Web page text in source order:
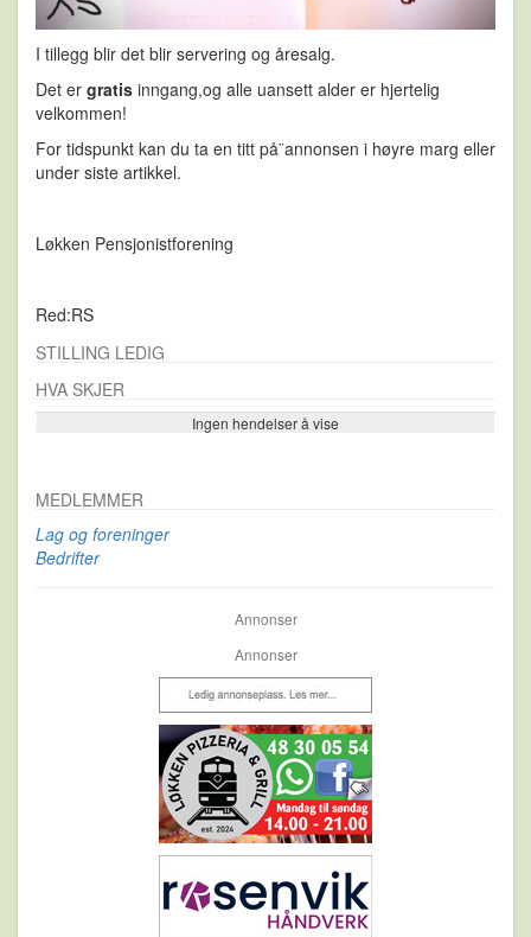
I tillegg blir det blir servering og åresalg.
Det er gratis inngang,og alle uansett alder er hjertelig
velkommen!
For tidspunkt kan du ta en titt på¨annonsen i høyre marg eller
under siste artikkel.
Løkken Pensjonistforening
Red:RS
STILLING LEDIG
HVA SKJER
Ingen hendelser å vise
Se flere…
MEDLEMMER
Lag og foreninger
Bedrifter
Annonser
Annonser